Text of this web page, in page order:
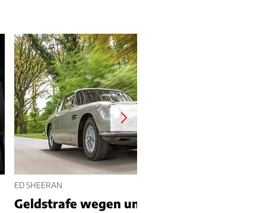
ED SHEERAN
Geldstrafe wegen unversichertem Aston